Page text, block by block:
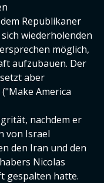
Republikaner
wiederholenden
möglich,
aufzubauen. Der
aber
("Make America
nachdem er
von Israel
den Iran und den
Nicolas
gespalten hatte.